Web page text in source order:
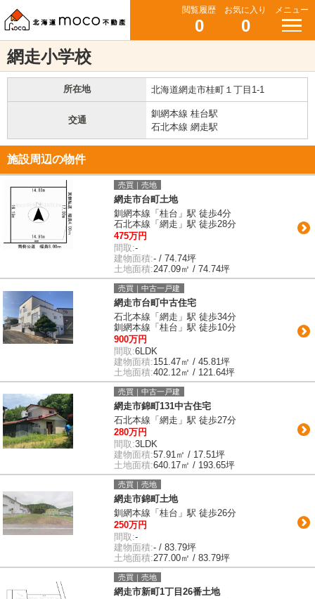
閲覧履歴
0
お気に入り
0
メニュー
網走小学校
所在地 北海道網走市桂町１丁目1-1
交通
釧網本線 桂台駅
石北本線 網走駅
施設周辺の物件
売買｜売地
網走市台町土地
釧網本線「桂台」駅 徒歩4分
石北本線「網走」駅 徒歩28分
475万円
間取:-
建物面積:- / 74.74坪
土地面積:247.09㎡ / 74.74坪
売買｜中古一戸建
網走市台町中古住宅
石北本線「網走」駅 徒歩34分
釧網本線「桂台」駅 徒歩10分
900万円
間取:6LDK
建物面積:151.47㎡ / 45.81坪
土地面積:402.12㎡ / 121.64坪
売買｜中古一戸建
網走市錦町131中古住宅
石北本線「網走」駅 徒歩27分
280万円
間取:3LDK
建物面積:57.91㎡ / 17.51坪
土地面積:640.17㎡ / 193.65坪
売買｜売地
網走市錦町土地
釧網本線「桂台」駅 徒歩26分
250万円
間取:-
建物面積:- / 83.79坪
土地面積:277.00㎡ / 83.79坪
売買｜売地
網走市新町1丁目26番土地